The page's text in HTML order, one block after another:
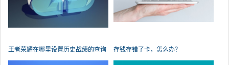
王者荣耀在哪里设置历史战绩的查询
存钱存错了卡，怎么办？